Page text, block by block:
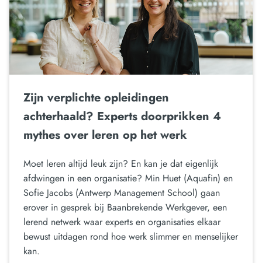
Zijn verplichte opleidingen
achterhaald? Experts doorprikken 4
mythes over leren op het werk
Moet leren altijd leuk zijn? En kan je dat eigenlijk
afdwingen in een organisatie? Min Huet (Aquafin) en
Sofie Jacobs (Antwerp Management School) gaan
erover in gesprek bij Baanbrekende Werkgever, een
lerend netwerk waar experts en organisaties elkaar
bewust uitdagen rond hoe werk slimmer en menselijker
kan.